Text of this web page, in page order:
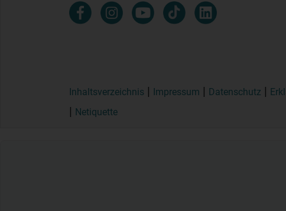
Inhaltsverzeichnis Impressum Datenschutz
Netiquette